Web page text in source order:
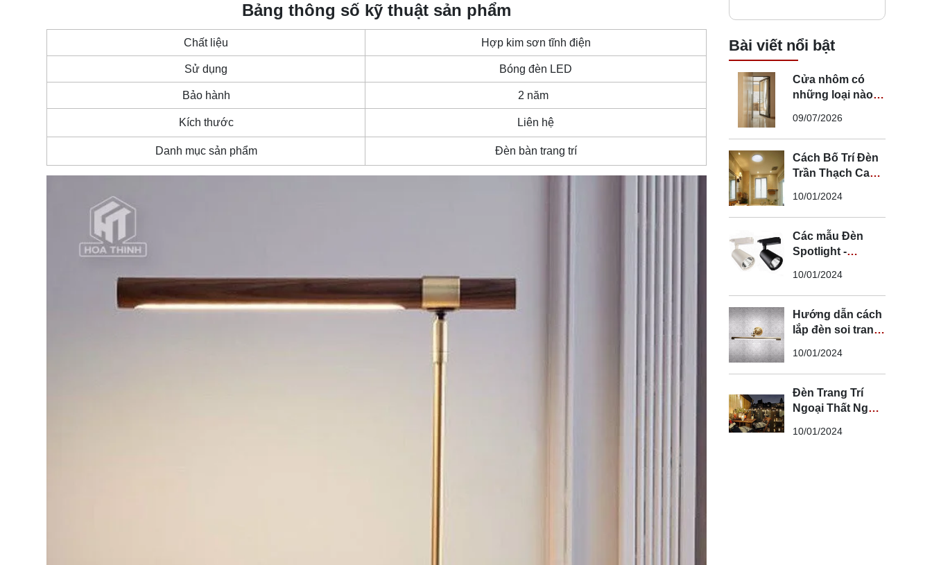
Bảng thông số kỹ thuật sản phẩm
Chất liệu Hợp kim sơn tĩnh điện
Sử dụng Bóng đèn LED
Bảo hành 2 năm
Kích thước Liên hệ
Danh mục sản phẩm Đèn bàn trang trí
Bài viết nổi bật
Cửa nhôm có
những loại nào?
nhôm phù hợp
09/07/2026
Cách Bố Trí Đèn
Trần Thạch Cao
Lắp Đèn Trần
Thạch Cao
10/01/2024
Các mẫu Đèn
Spotlight -
- Spotlight rọi ray
10/01/2024
Hướng dẫn cách
lắp đèn soi tranh
an toàn
10/01/2024
Đèn Trang Trí
Ngoại Thất Ngoài
Thất Trang Trí
10/01/2024